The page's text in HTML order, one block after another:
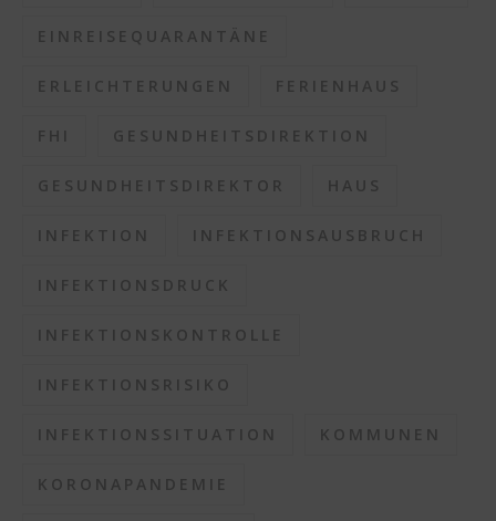
EINREISEQUARANTÄNE
ERLEICHTERUNGEN FERIENHAUS
FHI GESUNDHEITSDIREKTION
GESUNDHEITSDIREKTOR HAUS
INFEKTION INFEKTIONSAUSBRUCH
INFEKTIONSDRUCK
INFEKTIONSKONTROLLE
INFEKTIONSRISIKO
INFEKTIONSSITUATION KOMMUNEN
KORONAPANDEMIE